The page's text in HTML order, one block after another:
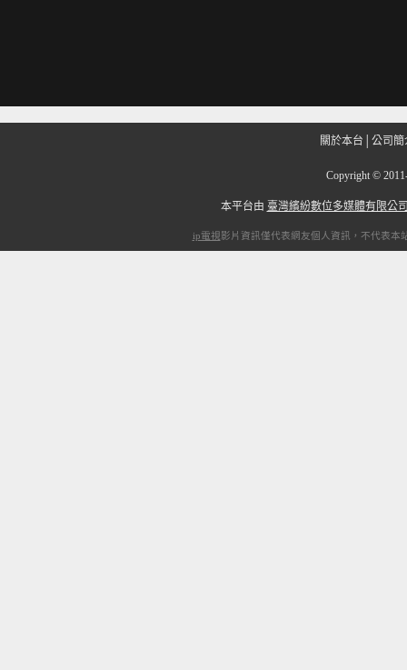
關於本台 公司簡
Copyright ©
本平台由 臺灣繽紛數位多媒體有限公
ip電視影片資訊僅代表網友個人資訊，不代表本